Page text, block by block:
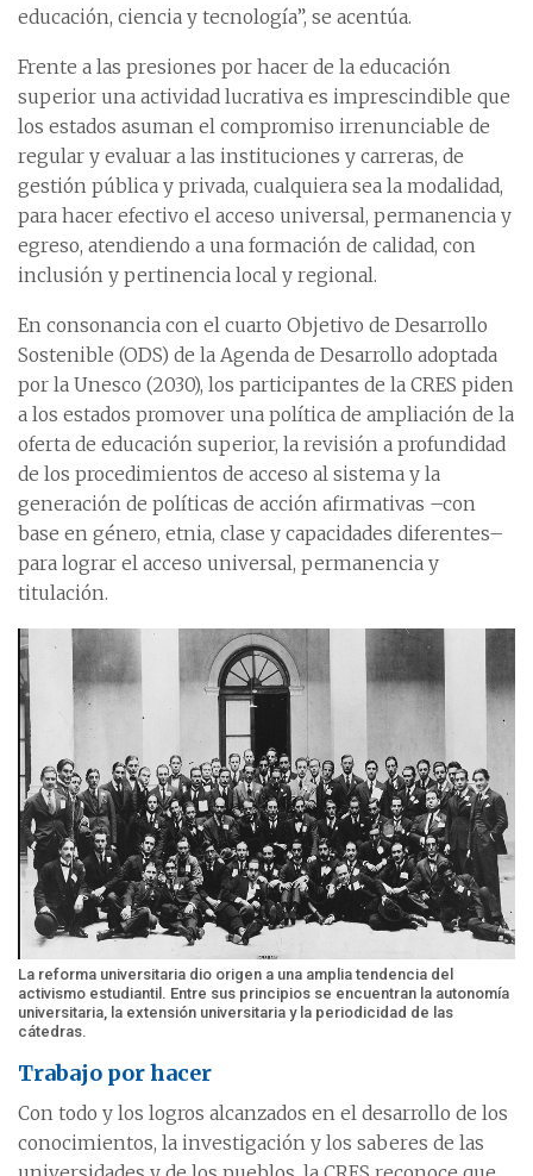
educación, ciencia y tecnología”, se acentúa.
Frente a las presiones por hacer de la educación
superior una actividad lucrativa es imprescindible que
los estados asuman el compromiso irrenunciable de
regular y evaluar a las instituciones y carreras, de
gestión pública y privada, cualquiera sea la modalidad,
para hacer efectivo el acceso universal, permanencia y
egreso, atendiendo a una formación de calidad, con
inclusión y pertinencia local y regional.
En consonancia con el cuarto Objetivo de Desarrollo
Sostenible (ODS) de la Agenda de Desarrollo adoptada
por la Unesco (2030), los participantes de la CRES piden
a los estados promover una política de ampliación de la
oferta de educación superior, la revisión a profundidad
de los procedimientos de acceso al sistema y la
generación de políticas de acción afirmativas –con
base en género, etnia, clase y capacidades diferentes–
para lograr el acceso universal, permanencia y
titulación.
La reforma universitaria dio origen a una amplia tendencia del
activismo estudiantil. Entre sus principios se encuentran la autonomía
universitaria, la extensión universitaria y la periodicidad de las
cátedras.
Trabajo por hacer
Con todo y los logros alcanzados en el desarrollo de los
conocimientos, la investigación y los saberes de las